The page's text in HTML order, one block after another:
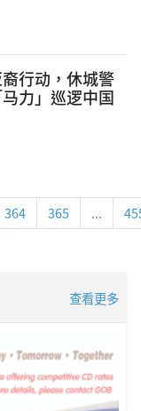
行动，休城警
力」巡逻中国
364 365 ...
查看更多